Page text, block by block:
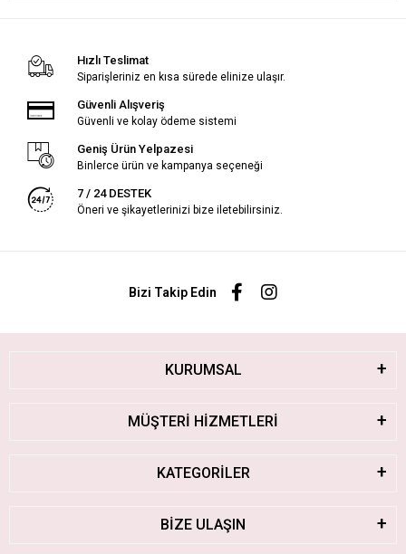
Hızlı Teslimat
Siparişleriniz en kısa sürede elinize ulaşır.
Güvenli Alışveriş
Güvenli ve kolay ödeme sistemi
Geniş Ürün Yelpazesi
Binlerce ürün ve kampanya seçeneği
7 / 24 DESTEK
Öneri ve şikayetlerinizi bize iletebilirsiniz.
Bizi Takip Edin
KURUMSAL
MÜŞTERİ HİZMETLERİ
KATEGORİLER
BİZE ULAŞIN